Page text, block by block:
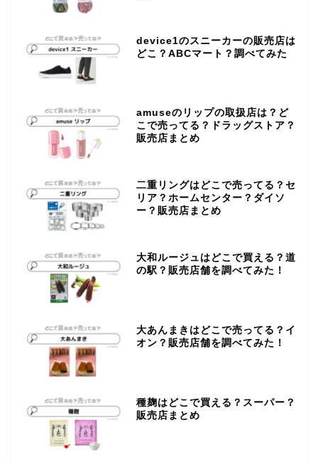
device1のスニーカーの販売店は
どこ？ABCマート？調べてみた
amuseのリップの取扱店は？ど
こで売ってる？ドラッグストア？
販売店まとめ
二重リングはどこで売ってる？セ
リア？ホームセンター？ダイソ
ー？販売店まとめ
大和ルージュはどこで買える？道
の駅？販売店舗を調べてみた！
大あんまきはどこで売ってる？イ
オン？販売店舗を調べてみた！
種麹はどこで買える？スーパー？
販売店まとめ